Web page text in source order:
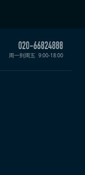
周一到周五 9:00-18:00